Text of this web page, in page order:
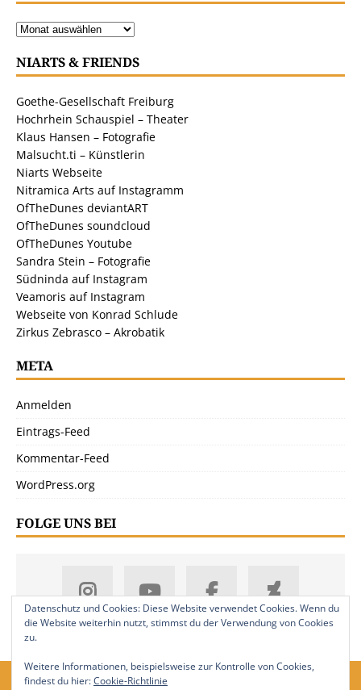
NIARTS & FRIENDS
Goethe-Gesellschaft Freiburg
Hochrhein Schauspiel – Theater
Klaus Hansen – Fotografie
Malsucht.ti – Künstlerin
Niarts Webseite
Nitramica Arts auf Instagramm
OfTheDunes deviantART
OfTheDunes soundcloud
OfTheDunes Youtube
Sandra Stein – Fotografie
Südninda auf Instagram
Veamoris auf Instagram
Webseite von Konrad Schlude
Zirkus Zebrasco – Akrobatik
META
Anmelden
Eintrags-Feed
Kommentar-Feed
WordPress.org
FOLGE UNS BEI
Datenschutz und Cookies: Diese Website verwendet Cookies. Wenn du
die Website weiterhin nutzt, stimmst du der Verwendung von Cookies
zu.
Weitere Informationen, beispielsweise zur Kontrolle von Cookies,
findest du hier:Cookie-Richtlinie